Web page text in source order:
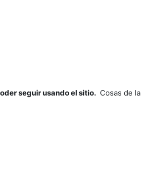
seguir usando el sitio. Cosas de